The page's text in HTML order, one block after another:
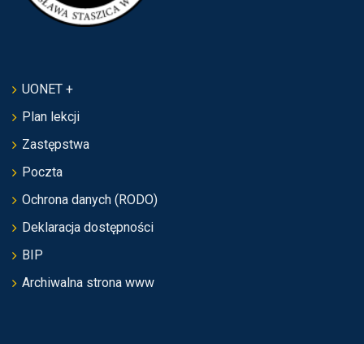
UONET +
Plan lekcji
Zastępstwa
Poczta
Ochrona danych (RODO)
Deklaracja dostępności
BIP
Archiwalna strona www